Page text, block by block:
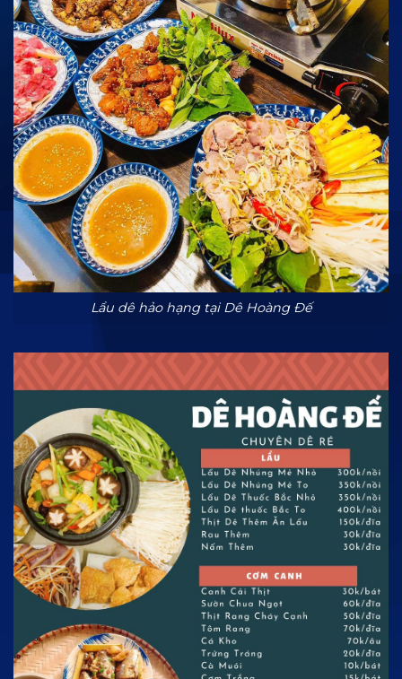
Lẩu dê hảo hạng tại Dê Hoàng Đế